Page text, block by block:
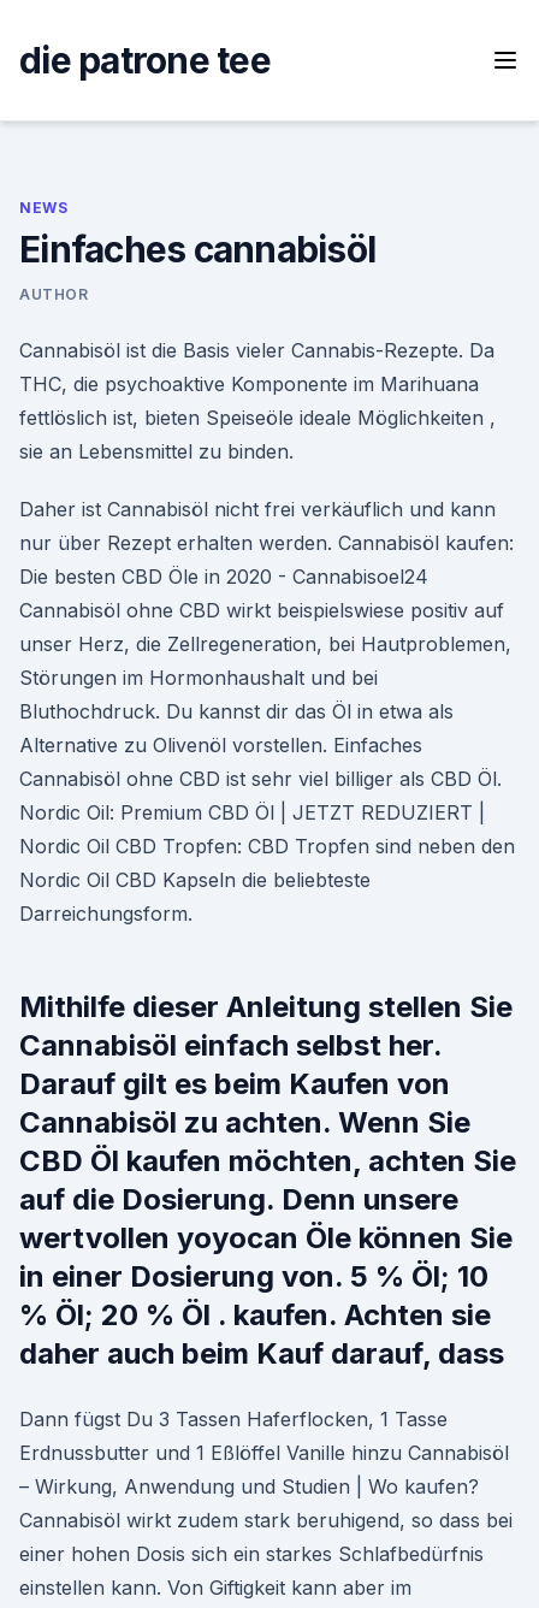
content
die patrone tee
NEWS
Einfaches cannabisöl
AUTHOR
Cannabisöl ist die Basis vieler Cannabis-Rezepte. Da
THC, die psychoaktive Komponente im Marihuana
fettlöslich ist, bieten Speiseöle ideale Möglichkeiten ,
sie an Lebensmittel zu binden.
Daher ist Cannabisöl nicht frei verkäuflich und kann
nur über Rezept erhalten werden. Cannabisöl kaufen:
Die besten CBD Öle in 2020 - Cannabisoel24
Cannabisöl ohne CBD wirkt beispielswiese positiv auf
unser Herz, die Zellregeneration, bei Hautproblemen,
Störungen im Hormonhaushalt und bei
Bluthochdruck. Du kannst dir das Öl in etwa als
Alternative zu Olivenöl vorstellen. Einfaches
Cannabisöl ohne CBD ist sehr viel billiger als CBD Öl.
Nordic Oil: Premium CBD Öl | JETZT REDUZIERT |
Nordic Oil CBD Tropfen: CBD Tropfen sind neben den
Nordic Oil CBD Kapseln die beliebteste
Darreichungsform.
Mithilfe dieser Anleitung stellen Sie
Cannabisöl einfach selbst her.
Darauf gilt es beim Kaufen von
Cannabisöl zu achten. Wenn Sie
CBD Öl kaufen möchten, achten Sie
auf die Dosierung. Denn unsere
wertvollen yoyocan Öle können Sie
in einer Dosierung von. 5 % Öl; 10
% Öl; 20 % Öl . kaufen. Achten sie
daher auch beim Kauf darauf, dass
Dann fügst Du 3 Tassen Haferflocken, 1 Tasse
Erdnussbutter und 1 Eßlöffel Vanille hinzu Cannabisöl
– Wirkung, Anwendung und Studien | Wo kaufen?
Cannabisöl wirkt zudem stark beruhigend, so dass bei
einer hohen Dosis sich ein starkes Schlafbedürfnis
einstellen kann. Von Giftigkeit kann aber im